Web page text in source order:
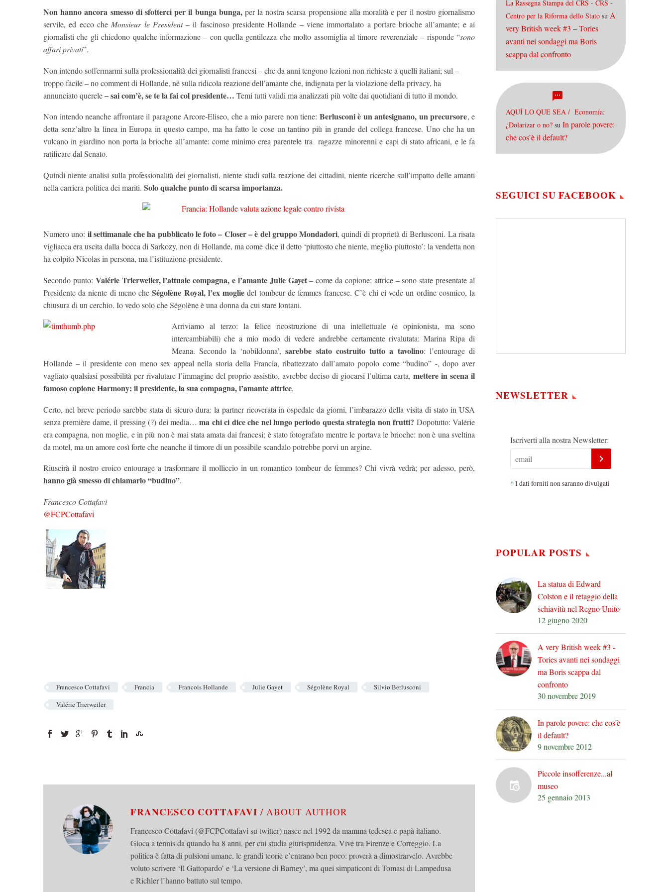
Non hanno ancora smesso di sfotterci per il bunga bunga,per la nostra scarsa propensione alla moralità e per il nostro giornalismo
servile, ed ecco che Monsieur le President– il fascinoso presidente Hollande – viene immortalato a portare brioche all’amante; e ai
giornalisti che gli chiedono qualche informazione – con quella gentilezza che molto assomiglia al timore reverenziale – risponde “sono
affari privati”.
Non intendo soffermarmi sulla professionalità dei giornalisti francesi – che da anni tengono lezioni non richieste a quelli italiani; sul –
troppo facile – no comment di Hollande, né sulla ridicola reazione dell’amante che, indignata per la violazione della privacy, ha
annunciato querele– sai com’è, se te la fai col presidente… Temi tutti validi ma analizzati più volte dai quotidiani di tutto il mondo.
Non intendo neanche affrontare il paragone Arcore-Eliseo, che a mio parere non tiene: Berlusconi è un antesignano, un precursore, e
detta senz’altro la linea in Europa in questo campo, ma ha fatto le cose un tantino più in grande del collega francese. Uno che ha un
vulcano in giardino non porta la brioche all’amante: come minimo crea parentele tra ragazzeminorenni e capi di stato africani, e le fa
ratificare dal Senato.
Quindi niente analisi sulla professionalità dei giornalisti, niente studi sulla reazione dei cittadini, niente ricerche sull’impatto delle amanti
nella carriera politica dei mariti. Solo qualche punto di scarsa importanza.
Numero uno: il settimanale che ha pubblicato le foto – Closer – è del gruppo Mondadori, quindi di proprietà di Berlusconi. La risata
vigliacca era uscita dalla bocca di Sarkozy, non di Hollande, ma come dice il detto ‘piuttosto che niente, meglio piuttosto’: la vendetta non
ha colpito Nicolas in persona, ma l’istituzione-presidente.
Secondo punto: Valérie Trierweiler, l’attuale compagna, e l’amante Julie Gayet– come da copione: attrice – sono state presentate al
Presidente da niente di meno che Ségolène Royal, l’ex moglie del tombeur de femmes francese. C’è chi ci vede un ordine cosmico, la
chiusura di un cerchio. Io vedo solo che Ségolène è una donna da cui stare lontani.
Arriviamo al terzo: la felice ricostruzione di una intellettuale (e opinionista, ma sono
intercambiabili) che a mio modo di vedere andrebbe certamente rivalutata: Marina Ripa di
Meana. Secondo la ‘nobildonna’,sarebbe stato costruito tutto a tavolino: l’entourage di
Hollande – il presidente con meno sex appeal nella storia della Francia, ribattezzato dall’amato popolo come “budino” -, dopo aver
vagliato qualsiasi possibilità per rivalutare l’immagine del proprio assistito, avrebbe deciso di giocarsi l’ultima carta, mettere in scena il
famoso copione Harmony: il presidente, la sua compagna, l’amante attrice.
Certo, nel breve periodo sarebbe stata di sicuro dura: la partner ricoverata in ospedale da giorni, l’imbarazzo della visita di stato in USA
senza première dame, il pressing (?) dei media…ma chi ci dice che nel lungo periodo questa strategia non frutti? Dopotutto: Valérie
era compagna, non moglie, e in più non è mai stata amata dai francesi; è stato fotografato mentre le portava le brioche: non è una sveltina
da motel, ma un amore così forte che neanche il timore di un possibile scandalo potrebbe porvi un argine.
Riuscirà il nostro eroico entourage a trasformare il molliccio in un romantico tombeur de femmes? Chi vivrà vedrà; per adesso, però,
hanno già smesso di chiamarlo “budino”.
Francesco Cottafavi
@FCPCottafavi
Francesco Cottafavi Francia Francois Hollande Julie Gayet Ségolène Royal
Silvio Berlusconi
Valérie Trierweiler
FRANCESCO COTTAFAVI / ABOUT AUTHOR
Francesco Cottafavi (@FCPCottafavi su twitter) nasce nel 1992 da mamma tedesca e papà italiano.
Gioca a tennis da quando ha 8 anni, per cui studia giurisprudenza. Vive tra Firenze e Correggio. La
politica è fatta di pulsioni umane, le grandi teorie c’entrano ben poco: proverà a dimostrarvelo. Avrebbe
voluto scrivere ‘Il Gattopardo’ e ‘La versione di Barney’, ma quei simpaticoni di Tomasi di Lampedusa
e Richler l’hanno battuto sul tempo.
La Rassegna Stampa del CRS - CRS -
Centro per la Riforma dello Stato su A
very British week #3 – Tories
avanti nei sondaggi ma Boris
scappa dal confronto
AQUÍ LO QUE SEA / Economía:
¿Dolarizar o no? su In parole povere:
che cos’è il default?
SEGUICI SU FACEBOOK
NEWSLETTER
Iscriverti alla nostra Newsletter:
* I dati forniti non saranno divulgati
POPULAR POSTS
La statua di Edward
Colston e il retaggio della
schiavitù nel Regno Unito
12 giugno 2020
A very British week #3 -
Tories avanti nei sondaggi
ma Boris scappa dal
confronto
30 novembre 2019
In parole povere: che cos'è
il default?
9 novembre 2012
Piccole insofferenze...al
museo
25 gennaio 2013